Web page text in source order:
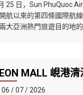
25 日，Sun PhuQuoc
航以來的第四條國際航
大亞洲熱門旅遊目的地的
MALL 峴港
06 / 07 / 2026